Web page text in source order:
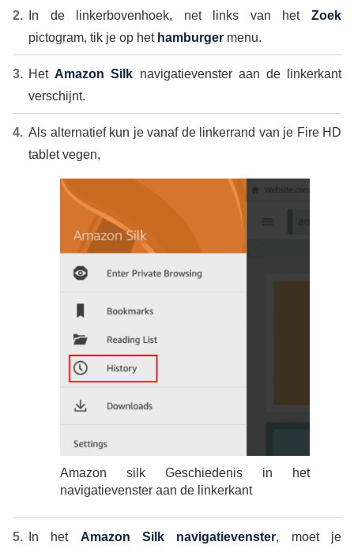
In de linkerbovenhoek, net links van het Zoek
pictogram, tik je op het hamburger menu.
HetAmazon Silk navigatievenster aan de linkerkant
verschijnt.
Als alternatief kun je vanaf de linkerrand van je Fire HD
tablet vegen,
Amazon silk Geschiedenis in het
navigatievenster aan de linkerkant
In het Amazon Silk navigatievenster, moet je